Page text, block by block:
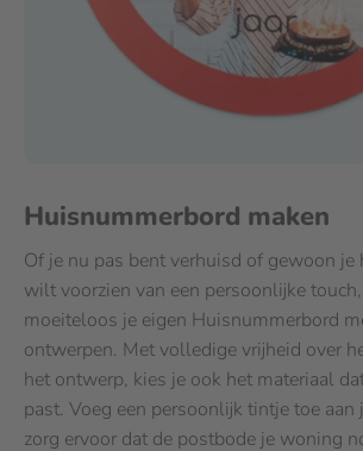
Huisnummerbord maken
Of je nu pas bent verhuisd of gewoon
wilt voorzien van een persoonlijke
moeiteloos je eigen Huisnummerbord
ontwerpen. Met volledige vrijheid over
het ontwerp, kies je ook het materiaal
past. Voeg een persoonlijk tintje toe aan
zorg ervoor dat de postbode je woning